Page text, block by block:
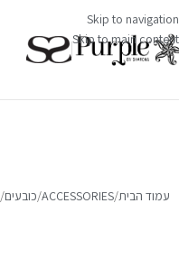
Skip to navigation
Skip to main content
עמוד הבית ACCESSORIES כובעים